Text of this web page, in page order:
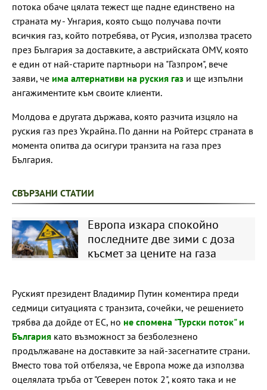
потока обаче цялата тежест ще падне единствено на
страната му - Унгария, която също получава почти
всичкия газ, който потребява, от Русия, използва трасето
през България за доставките, а австрийската OMV, която
е един от най-старите партньори на "Газпром", вече
заяви, че има алтернативи на руския газ и ще изпълни
ангажиментите към своите клиенти.
Молдова е другата държава, която разчита изцяло на
руския газ през Украйна. По данни на Ройтерс страната в
момента опитва да осигури транзита на газа през
България.
СВЪРЗАНИ СТАТИИ
Европа изкара спокойно
последните две зими с доза
късмет за цените на газа
Руският президент Владимир Путин коментира преди
седмици ситуацията с транзита, сочейки, че решението
трябва да дойде от ЕС, но не спомена "Турски поток" и
България като възможност за безболезнено
продължаване на доставките за най-засегнатите страни.
Вместо това той отбеляза, че Европа може да използва
оцелялата тръба от "Северен поток 2", която така и не